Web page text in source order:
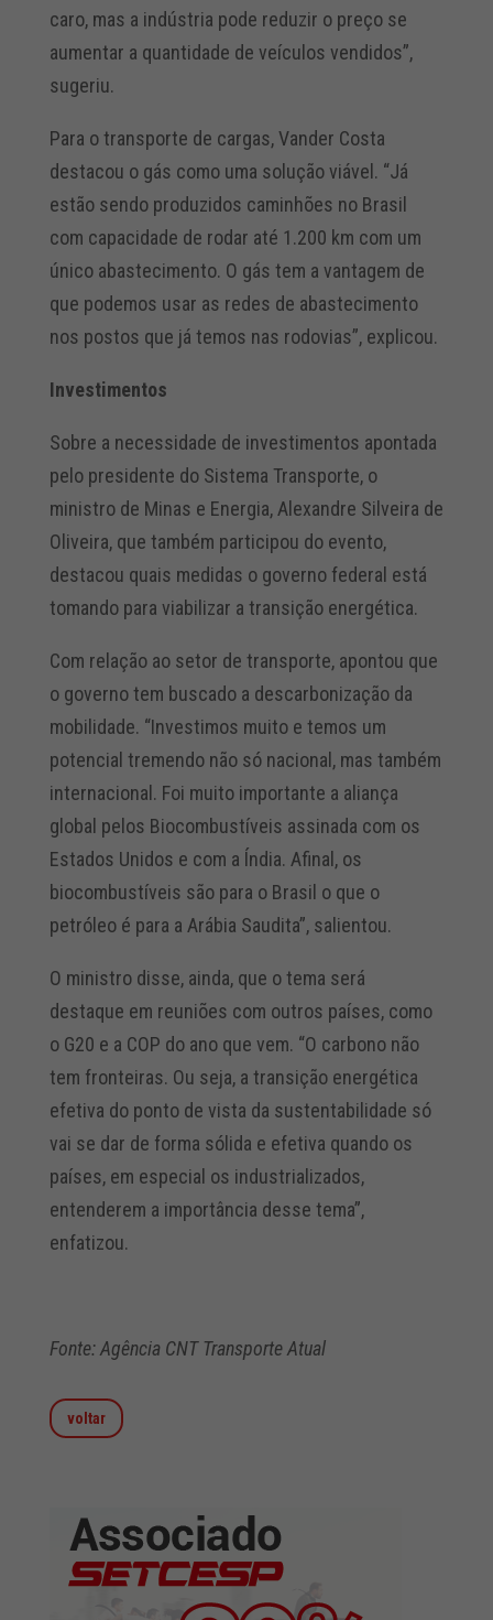
caro, mas a indústria pode reduzir o preço se
aumentar a quantidade de veículos vendidos”,
sugeriu.
Para o transporte de cargas, Vander Costa
destacou o gás como uma solução viável. “Já
estão sendo produzidos caminhões no Brasil
com capacidade de rodar até 1.200 km com um
único abastecimento. O gás tem a vantagem de
que podemos usar as redes de abastecimento
nos postos que já temos nas rodovias”, explicou.
Investimentos
Sobre a necessidade de investimentos apontada
pelo presidente do Sistema Transporte, o
ministro de Minas e Energia, Alexandre Silveira de
Oliveira, que também participou do evento,
destacou quais medidas o governo federal está
tomando para viabilizar a transição energética.
Com relação ao setor de transporte, apontou que
o governo tem buscado a descarbonização da
mobilidade. “Investimos muito e temos um
potencial tremendo não só nacional, mas também
internacional. Foi muito importante a aliança
global pelos Biocombustíveis assinada com os
Estados Unidos e com a Índia. Afinal, os
biocombustíveis são para o Brasil o que o
petróleo é para a Arábia Saudita”, salientou.
O ministro disse, ainda, que o tema será
destaque em reuniões com outros países, como
o G20 e a COP do ano que vem. “O carbono não
tem fronteiras. Ou seja, a transição energética
efetiva do ponto de vista da sustentabilidade só
vai se dar de forma sólida e efetiva quando os
países, em especial os industrializados,
entenderem a importância desse tema”,
enfatizou.
Fonte: Agência CNT Transporte Atual
voltar